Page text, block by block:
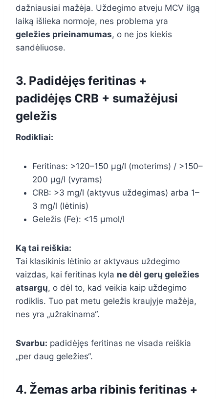
dažniausiai mažėja. Uždegimo atveju MCV ilgą
laiką išlieka normoje, nes problema yra
geležies prieinamumas, o ne jos kiekis
sandėliuose.
3. Padidėjęs feritinas +
padidėjęs CRB + sumažėjusi
geležis
Rodikliai:
Feritinas: >120–150 µg/l (moterims) / >150–
200 µg/l (vyrams)
CRB: >3 mg/l (aktyvus uždegimas) arba 1–
3 mg/l (lėtinis)
Geležis (Fe): <15 µmol/l
Ką tai reiškia:
Tai klasikinis lėtinio ar aktyvaus uždegimo
vaizdas, kai feritinas kyla ne dėl gerų geležies
atsargų, o dėl to, kad veikia kaip uždegimo
rodiklis. Tuo pat metu geležis kraujyje mažėja,
nes yra „užrakinama“.
Svarbu: padidėjęs feritinas ne visada reiškia
„per daug geležies“.
4. Žemas arba ribinis feritinas +